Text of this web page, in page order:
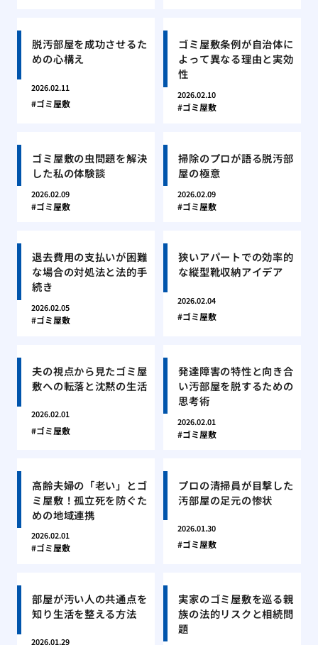
脱汚部屋を成功させるた
めの心構え
2026.02.11
ゴミ屋敷
ゴミ屋敷条例が自治体に
よって異なる理由と実効
性
2026.02.10
ゴミ屋敷
ゴミ屋敷の虫問題を解決
した私の体験談
2026.02.09
ゴミ屋敷
掃除のプロが語る脱汚部
屋の極意
2026.02.09
ゴミ屋敷
退去費用の支払いが困難
な場合の対処法と法的手
続き
2026.02.05
ゴミ屋敷
狭いアパートでの効率的
な縦型靴収納アイデア
2026.02.04
ゴミ屋敷
夫の視点から見たゴミ屋
敷への転落と沈黙の生活
2026.02.01
ゴミ屋敷
発達障害の特性と向き合
い汚部屋を脱するための
思考術
2026.02.01
ゴミ屋敷
高齢夫婦の「老い」とゴ
ミ屋敷！孤立死を防ぐた
めの地域連携
2026.02.01
ゴミ屋敷
プロの清掃員が目撃した
汚部屋の足元の惨状
2026.01.30
ゴミ屋敷
部屋が汚い人の共通点を
知り生活を整える方法
2026.01.29
実家のゴミ屋敷を巡る親
族の法的リスクと相続問
題